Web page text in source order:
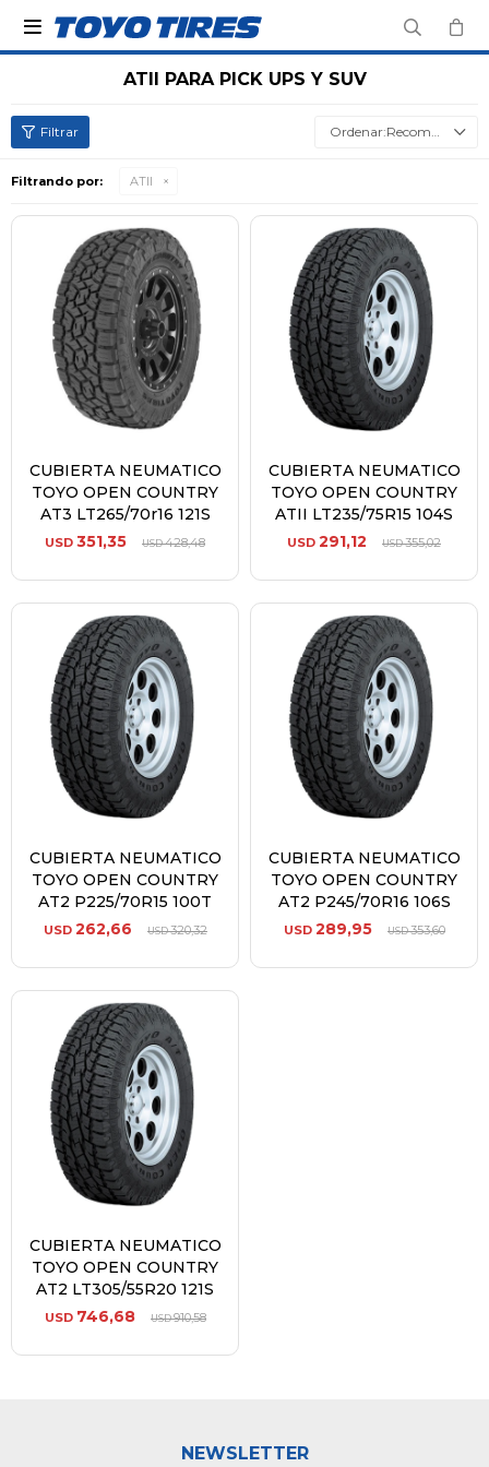

ATII PARA PICK UPS Y SUV
Recomendados
Filtrando por: ATII
CUBIERTA NEUMATICO
TOYO OPEN COUNTRY
AT3 LT265/70r16 121S
USD 351,35 USD428,48
CUBIERTA NEUMATICO
TOYO OPEN COUNTRY
ATII LT235/75R15 104S
USD 291,12 USD355,02
CUBIERTA NEUMATICO
TOYO OPEN COUNTRY
AT2 P225/70R15 100T
USD 262,66 USD320,32
CUBIERTA NEUMATICO
TOYO OPEN COUNTRY
AT2 P245/70R16 106S
USD 289,95 USD353,60
CUBIERTA NEUMATICO
TOYO OPEN COUNTRY
AT2 LT305/55R20 121S
USD 746,68 USD910,58
NEWSLETTER